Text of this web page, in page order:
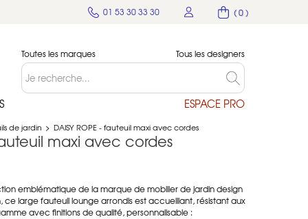
( 0 )
01 53 30 33 30
Toutes les marques Tous les designers
ESPACE PRO
de jardin > DAISY ROPE - fauteuil maxi avec cordes
maxi avec cordes
emblématique de la marque de mobilier de jardin design
ce large fauteuil lounge arrondis est accueillant, résistant aux
avec finitions de qualité, personnalisable :